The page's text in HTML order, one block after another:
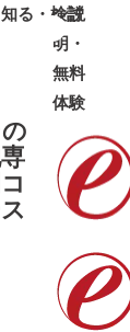
ン説
明・
無料
体験
る・検討
➜➜